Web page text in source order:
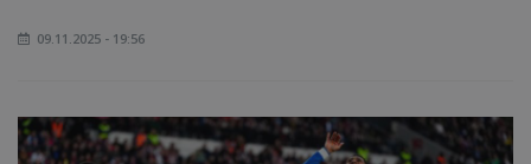
09.11.2025 - 19:56